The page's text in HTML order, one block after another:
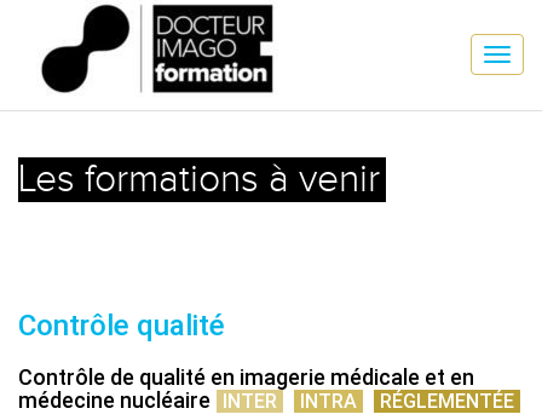
Les formations à venir
Contrôle qualité
Contrôle de qualité en imagerie médicale et en
médecine nucléaire INTER INTRA RÉGLEMENTÉE